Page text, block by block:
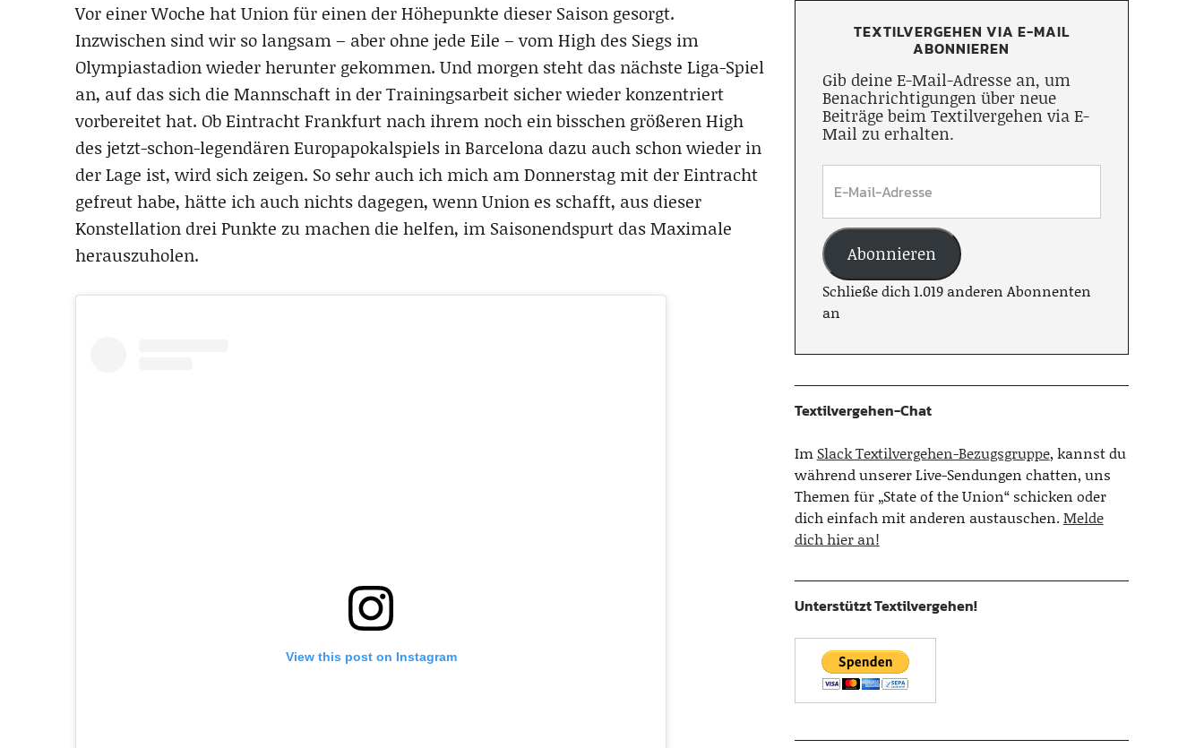
Vor einer Woche hat Union für einen der Höhepunkte dieser Saison gesorgt.
Inzwischen sind wir so langsam – aber ohne jede Eile – vom High des Siegs im
Olympiastadion wieder herunter gekommen. Und morgen steht das nächste Liga-Spiel
an, auf das sich die Mannschaft in der Trainingsarbeit sicher wieder konzentriert
vorbereitet hat. Ob Eintracht Frankfurt nach ihrem noch ein bisschen größeren High
des jetzt-schon-legendären Europapokalspiels in Barcelona dazu auch schon wieder in
der Lage ist, wird sich zeigen. So sehr auch ich mich am Donnerstag mit der Eintracht
gefreut habe, hätte ich auch nichts dagegen, wenn Union es schafft, aus dieser
Konstellation drei Punkte zu machen die helfen, im Saisonendspurt das Maximale
herauszuholen.
View this post on Instagram
TEXTILVERGEHEN VIA E-MAIL
ABONNIEREN
Gib deine E-Mail-Adresse an, um
Benachrichtigungen über neue
Beiträge beim Textilvergehen via E-
Mail zu erhalten.
Abonnieren
Schließe dich 1.019 anderen Abonnenten
an
Textilvergehen-Chat
Im Slack Textilvergehen-Bezugsgruppe, kannst du
während unserer Live-Sendungen chatten, uns
Themen für „State of the Union“ schicken oder
dich einfach mit anderen austauschen.Melde
dich hier an!
Unterstützt Textilvergehen!